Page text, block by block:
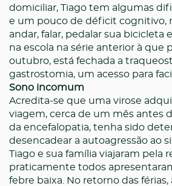
domiciliar, Tiago tem algumas
e um pouco de déficit cognitivo,
andar, falar, pedalar sua bicicleta
na escola na série anterior à que
outubro, está fechada a
gastrostomia, um acesso para
Sono incomum
Acredita-se que uma virose
viagem, cerca de um mês antes
da encefalopatia, tenha sido
desencadear a autoagressão ao
Tiago e sua família viajaram pela
praticamente todos
febre baixa. No retorno das